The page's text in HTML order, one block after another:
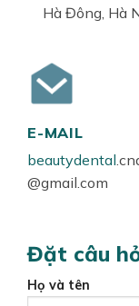
Hà Đông, Hà
E-MAIL
beautydental
@gmail.com
Đặt câu
Họ và tên